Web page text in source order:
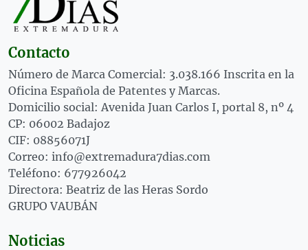
Contacto
Número de Marca Comercial: 3.038.166 Inscrita en la
Oficina Española de Patentes y Marcas.
Domicilio social: Avenida Juan Carlos I, portal 8, nº 4
CP: 06002 Badajoz
CIF: 08856071J
Correo: info@extremadura7dias.com
Teléfono: 677926042
Directora: Beatriz de las Heras Sordo
GRUPO VAUBÁN
Noticias